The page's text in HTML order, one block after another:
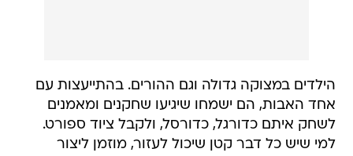
הילדים במצוקה גדולה וגם ההורים. בהתייעצות עם
אחד האבות, הם ישמחו שיגיעו שחקנים ומאמנים
לשחק איתם כדורגל, כדורסל, ולקבל ציוד ספורט.
למי שיש כל דבר קטן שיכול לעזור, מוזמן ליצור